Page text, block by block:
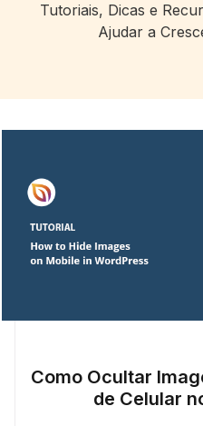
Tutoriais, Dicas e
Ajudar a
Como Ocultar
de Celular